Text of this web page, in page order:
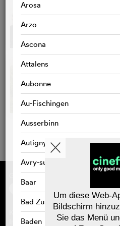
Arosa
Arzo
Ascona
Attalens
Aubonne
Au-Fischingen
Ausserbinn
Autigny
Avry-sur-Matran
Baar
Bad Zurzach
Baden
Gefördert von
Kontakt
Impressum
Um diese Web-
Bildschirm
Sie das Menü